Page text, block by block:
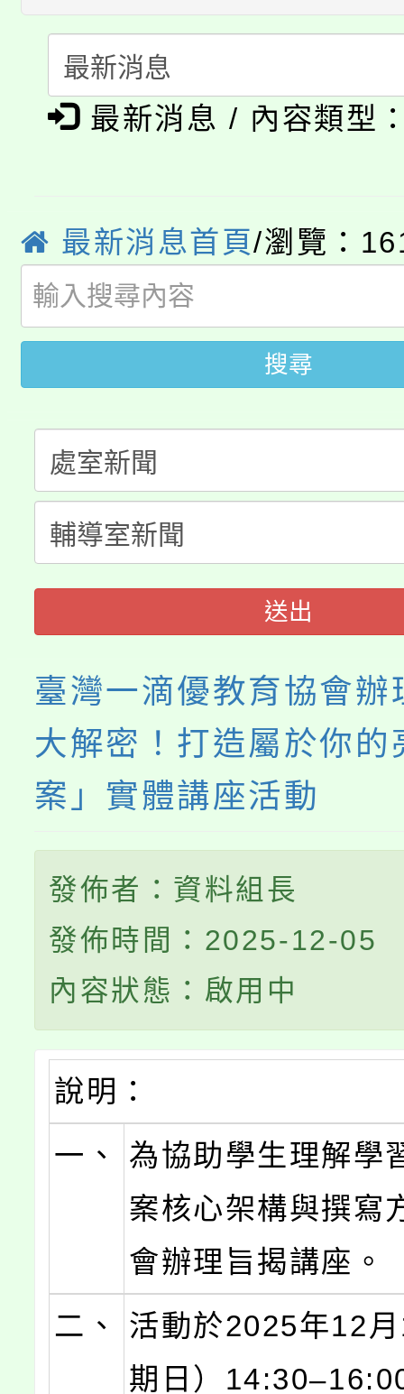
者。
份教師研習
會
115年食農教育專業人
程
「本色祭」8/29、30在
8/21下午1時於龍潭區
局官網。
8月14至27日，桃園電
開!
115年桃園市運動會8/
田徑場及游泳池舉行。
桃園市低收入戶享有免
視費優惠，中低收入戶
半價優惠，詳情可洽有
者。
大園自造教育及科技
份教師研習
淨零綠生活教案入校路
會
115年食農教育專業人
程
最新消息 / 內容類型
最新消息首頁/瀏覽：
搜尋
送出
臺灣一滴優教育協會辦
大解密！打造屬於你的
案」實體講座活動
發佈者：資料組長
發佈時間：2025-12-05
內容狀態：啟用中
說明：
一、
為協助學生理解學
案核心架構與撰寫
會辦理旨揭講座。
二、
活動於2025年12
期日）